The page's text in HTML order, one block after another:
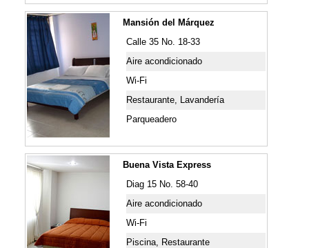
Mansión del Márquez
Calle 35 No. 18-33
Aire acondicionado
Wi-Fi
Restaurante, Lavandería
Parqueadero
Buena Vista Express
Diag 15 No. 58-40
Aire acondicionado
Wi-Fi
Piscina, Restaurante